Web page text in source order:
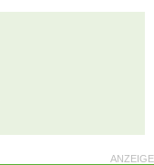
ANZEIGE